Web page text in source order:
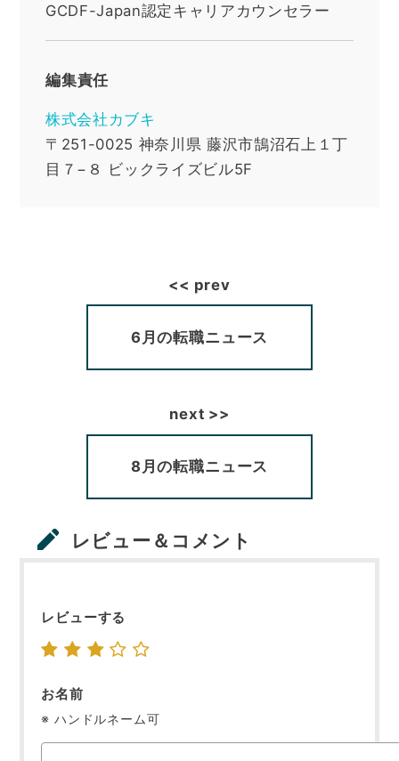
GCDF-Japan認定キャリアカウンセラー
編集責任
株式会社カブキ
〒251-0025 神奈川県 藤沢市鵠沼石上１丁
目７−８ ビックライズビル5F
6月の転職ニュース
8月の転職ニュース
レビュー＆コメント
レビューする
お名前
※ ハンドルネーム可